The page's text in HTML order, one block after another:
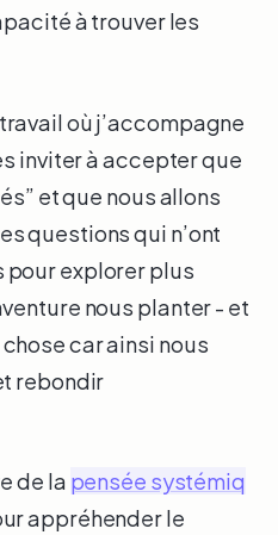
à trouver les
où j’accompagne
inviter à accepter que
et que nous allons
questions qui n’ont
pour explorer plus
nous planter - et
car ainsi nous
rebondir
de la pensée systémiq
appréhender le